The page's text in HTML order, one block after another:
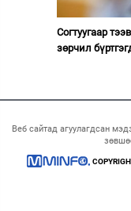
Согтуугаар
зөрчил
Веб сайтад агуулагдсан